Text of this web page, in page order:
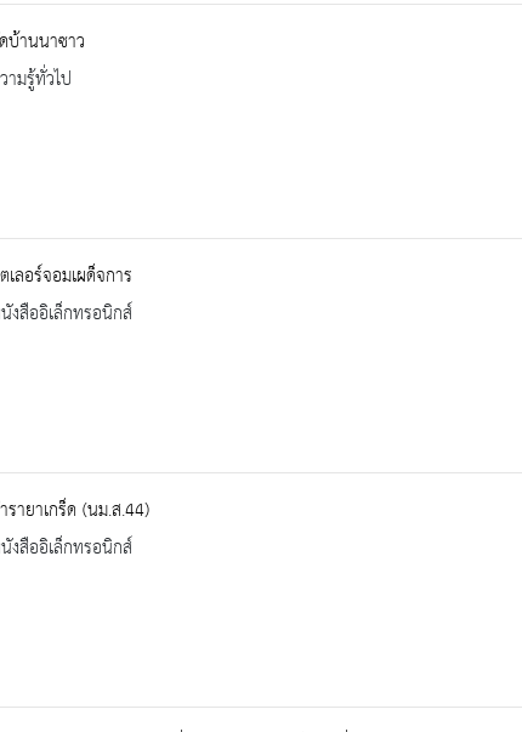
บ้านนาซาว
ามรู้ทั่วไป
เลอร์จอมเผด็จการ
งสืออิเล็กทรอนิกส์
รายาเกร็ด (นม.ส.44)
งสืออิเล็กทรอนิกส์